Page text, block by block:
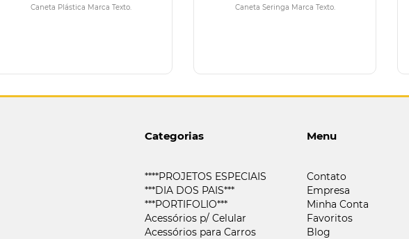
Caneta Plástica Marca Texto. Caneta Seringa Marca Texto.
Categorias
****PROJETOS ESPECIAIS
***DIA DOS PAIS***
***PORTIFOLIO***
Acessórios p/ Celular
Acessórios para Carros
Menu
Contato
Empresa
Minha Conta
Favoritos
Blog